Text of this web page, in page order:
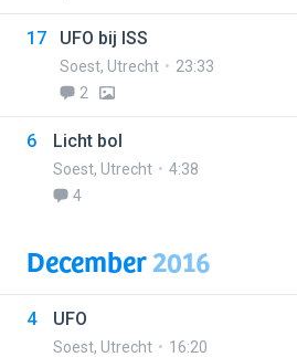
17 UFO bij ISS
Soest, Utrecht
23:33
2
6 Licht bol
Soest, Utrecht
4:38
4
December2016
4 UFO
Soest, Utrecht
16:20